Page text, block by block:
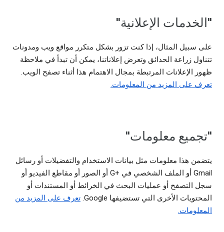
"الخدمات الإعلانية"
على سبيل المثال، إذا كنت تزور بشكل متكرر مواقع ويب ومدونات
تتناول زراعة الحدائق وتعرض إعلاناتنا، يمكن أن تبدأ في ملاحظة
ظهور الإعلانات المرتبطة بمجال الاهتمام هذا أثناء تصفح الويب.
تعرف على المزيد من المعلومات.
"تجميع معلومات"
يتضمن هذا معلومات مثل بيانات الاستخدام والتفضيلات أو رسائل
Gmail أو الملف الشخصي في G+‎ أو الصور أو مقاطع الفيديو أو
سجل التصفح أو عمليات البحث في الخرائط أو المستندات أو
المحتويات الأخرى التي تستضيفها Google.
تعرف على المزيد من
المعلومات.